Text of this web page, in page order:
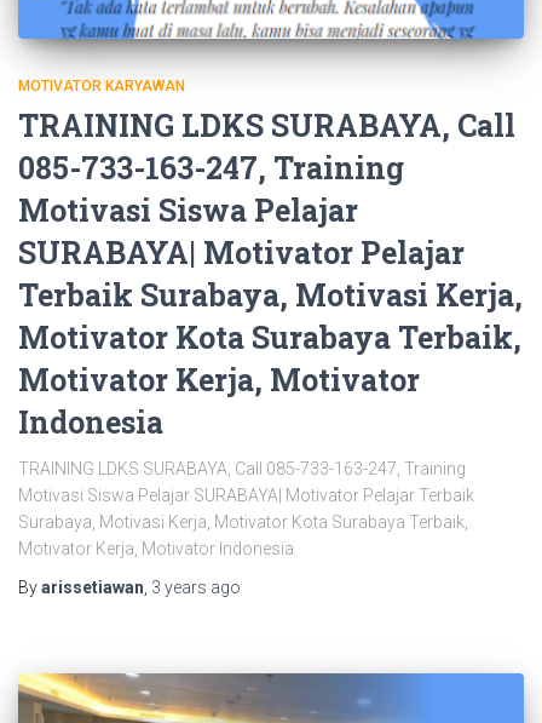
MOTIVATOR KARYAWAN
TRAINING LDKS SURABAYA, Call
085-733-163-247, Training
Motivasi Siswa Pelajar
SURABAYA| Motivator Pelajar
Terbaik Surabaya, Motivasi Kerja,
Motivator Kota Surabaya Terbaik,
Motivator Kerja, Motivator
Indonesia
TRAINING LDKS SURABAYA, Call 085-733-163-247, Training
Motivasi Siswa Pelajar SURABAYA| Motivator Pelajar Terbaik
Surabaya, Motivasi Kerja, Motivator Kota Surabaya Terbaik,
Motivator Kerja, Motivator Indonesia
Byarissetiawan 3 years ago